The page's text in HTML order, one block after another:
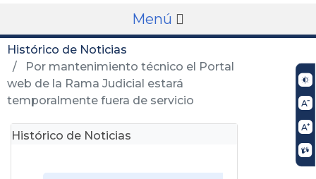
Menú
Histórico de Noticias
Por mantenimiento técnico el Portal
web de la Rama Judicial estará
temporalmente fuera de servicio
Histórico de Noticias